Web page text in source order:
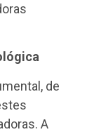
de
A